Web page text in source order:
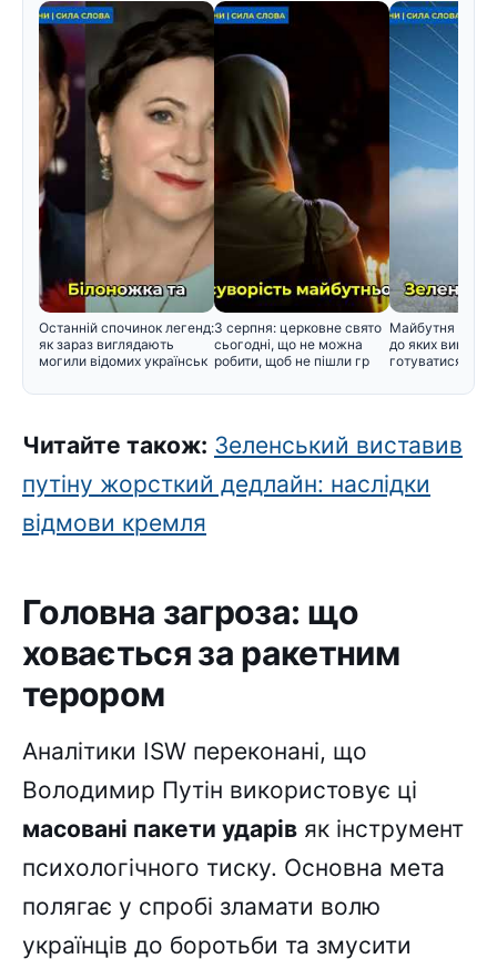
Останній спочинок легенд:
як зараз виглядають
могили відомих українськ
3 серпня: церковне свято
сьогодні, що не можна
робити, щоб не пішли гр
Майбутня зима
до яких викликів
готуватися вже
Читайте також: Зеленський виставив
путіну жорсткий дедлайн: наслідки
відмови кремля
Головна загроза: що
ховається за ракетним
терором
Аналітики ISW переконані, що
Володимир Путін використовує ці
масовані пакети ударів як інструмент
психологічного тиску. Основна мета
полягає у спробі зламати волю
українців до боротьби та змусити